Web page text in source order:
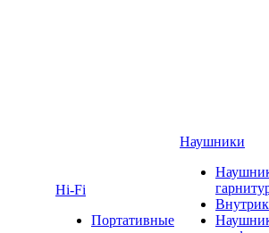
Hi-Fi
Портативные
Наушники